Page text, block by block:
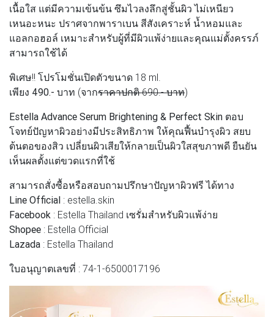
เนื้อใส แต่มีความเข้นข้น ซึมไวลงลึกสู่ชั้นผิว ไม่เหนียว
เหนอะหนะ ปราศจากพาราเบน สีสังเคราะห์ น้ำหอมและ
แอลกอฮอล์ เหมาะสำหรับผู้ที่มีผิวแพ้ง่ายและคุณแม่ตั้งครรภ์
สามารถใช้ได้
พิเศษ!! โปรโมชั่นเปิดตัวขนาด 18 ml.
เพียง 490.- บาท (จากราคาปกติ 690.- บาท)
Estella Advance Serum Brightening & Perfect Skin ตอบ
โจทย์ปัญหาผิวอย่างมีประสิทธิภาพ ให้คุณฟื้นบำรุงผิว สยบ
ต้นตอของสิว เปลี่ยนผิวเสียให้กลายเป็นผิวใสสุขภาพดี ยืนยัน
เห็นผลตั้งแต่ขวดแรกที่ใช้
สามารถสั่งซื้อหรือสอบถามปรึกษาปัญหาผิวฟรี ได้ทาง
Line Official : estella.skin
Facebook : Estella Thailand เซรั่มสำหรับผิวแพ้ง่าย
Shopee : Estella Official
Lazada : Estella Thailand
ใบอนุญาตเลขที่ : 74-1-6500017196